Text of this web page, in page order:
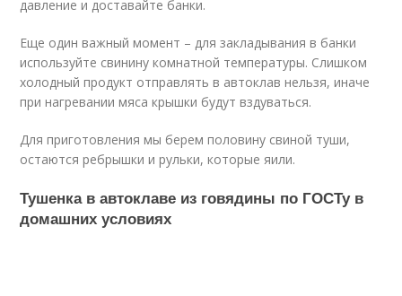
давление и доставайте банки.
Еще один важный момент – для закладывания в банки
используйте свинину комнатной температуры. Слишком
холодный продукт отправлять в автоклав нельзя, иначе
при нагревании мяса крышки будут вздуваться.
Для приготовления мы берем половину свиной туши,
остаются ребрышки и рульки, которые яили.
Тушенка в автоклаве из говядины по ГОСТу в
домашних условиях